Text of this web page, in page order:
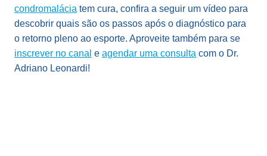
condromalácia tem cura, confira a seguir um vídeo para
descobrir quais são os passos após o diagnóstico para
o retorno pleno ao esporte. Aproveite também para se
inscrever no canal e agendar uma consulta com o Dr.
Adriano Leonardi!